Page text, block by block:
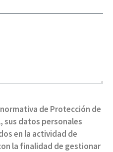
de Protección de
sus datos personales
en la actividad de
la finalidad de gestionar